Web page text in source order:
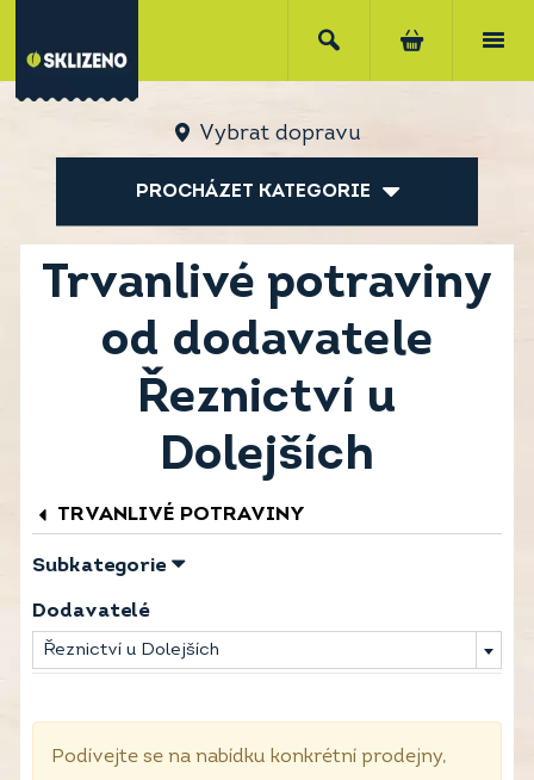
Vybrat dopravu
PROCHÁZET KATEGORIE
Trvanlivé potraviny
od dodavatele
Řeznictví u
Dolejších
TRVANLIVÉ POTRAVINY
Subkategorie
Dodavatelé
Řeznictví u Dolejších
Podívejte se na nabídku konkrétní prodejny,